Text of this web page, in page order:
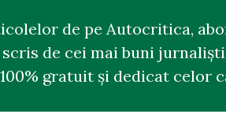
de pe Autocritica,
de cei mai buni
gratuit și dedicat celor